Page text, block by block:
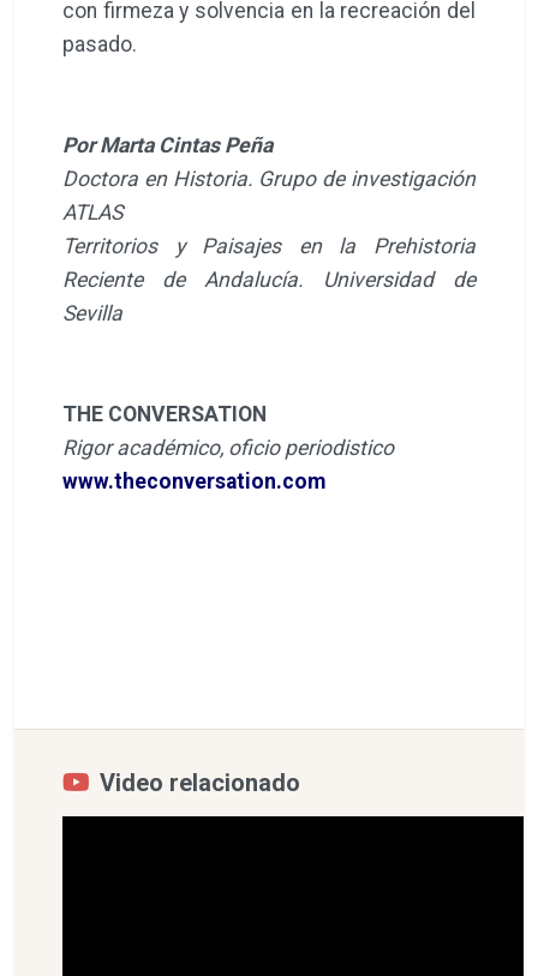
con firmeza y solvencia en la recreación del
pasado.
Por Marta Cintas Peña
Doctora en Historia. Grupo de investigación
ATLAS
Territorios y Paisajes en la Prehistoria
Reciente de Andalucía. Universidad de
Sevilla
THE CONVERSATION
Rigor académico, oficio periodistico
www.theconversation.com
Video relacionado